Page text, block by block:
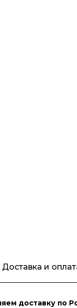
Доставка и
доставку по